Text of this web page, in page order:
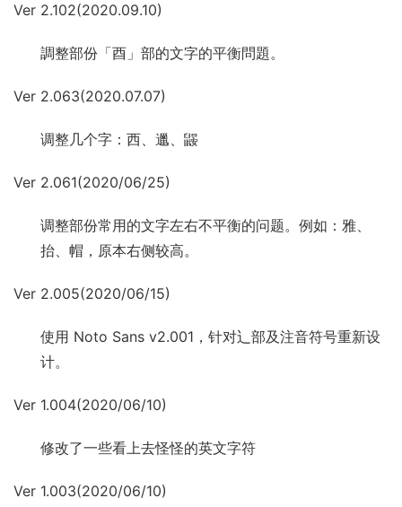
Ver 2.102(2020.09.10)
調整部份「酉」部的文字的平衡問題。
Ver 2.063(2020.07.07)
调整几个字：西、邋、鼹
Ver 2.061(2020/06/25)
调整部份常用的文字左右不平衡的问题。例如：雅、
抬、帽，原本右侧较高。
Ver 2.005(2020/06/15)
使用 Noto Sans v2.001，针对辶部及注音符号重新设
计。
Ver 1.004(2020/06/10)
修改了一些看上去怪怪的英文字符
Ver 1.003(2020/06/10)